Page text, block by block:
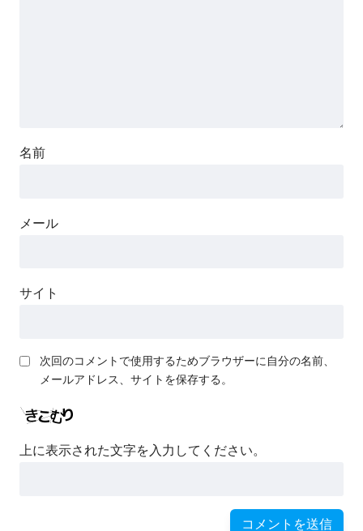
アルキャス社長は街を乗っ取
【R-18G】姫騎士ニアスと淫
名前
メール
サイト
次回のコメントで使用するためブラウザーに自分の名前、
メールアドレス、サイトを保存する。
上に表示された文字を入力してください。